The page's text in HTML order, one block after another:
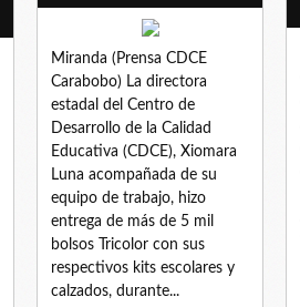
Miranda (Prensa CDCE
Carabobo) La directora
estadal del Centro de
Desarrollo de la Calidad
Educativa (CDCE), Xiomara
Luna acompañada de su
equipo de trabajo, hizo
entrega de más de 5 mil
bolsos Tricolor con sus
respectivos kits escolares y
calzados, durante...